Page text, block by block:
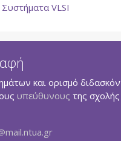
VLSI
και ορισμό
υπεύθυνους της